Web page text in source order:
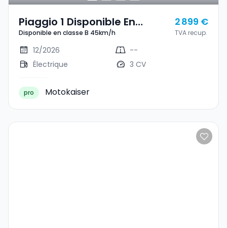
Piaggio 1 Disponible En
Classe B 45km/h
Disponible en classe B 45km/h
2 899 €
TVA recup.
12/2026
--
Électrique
3 CV
pro Motokaiser